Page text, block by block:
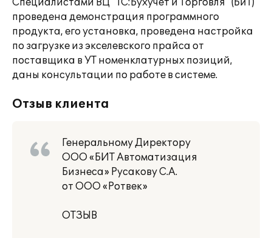
Специалистами ВЦ "1С:Бухучет и Торговля" (БиТ)
проведена демонстрация программного
продукта, его установка, проведена настройка
по загрузке из экселевского прайса от
поставщика в УТ номенклатурных позиций,
даны консультации по работе в системе.
Отзыв клиента
Генеральному Директору
ООО «БИТ Автоматизация
Бизнеса» Русакову С.А.
от ООО «Ротвек»
ОТЗЫВ